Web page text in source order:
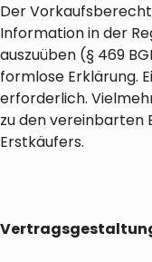
Der
Information in der
auszuüben (§ 469
formlose Erklärung.
erforderlich.
zu den vereinbarten
Erstkäufers.